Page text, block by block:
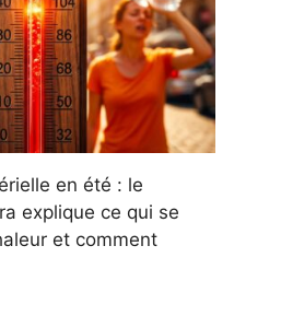
en été : le
explique ce qui se
et comment